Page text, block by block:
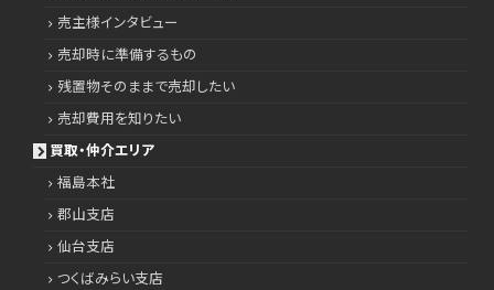
売主様インタビュー
売却時に準備するもの
残置物そのままで売却したい
売却費用を知りたい
買取・仲介エリア
福島本社
郡山支店
仙台支店
つくばみらい支店